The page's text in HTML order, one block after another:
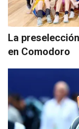
La
en Comodoro